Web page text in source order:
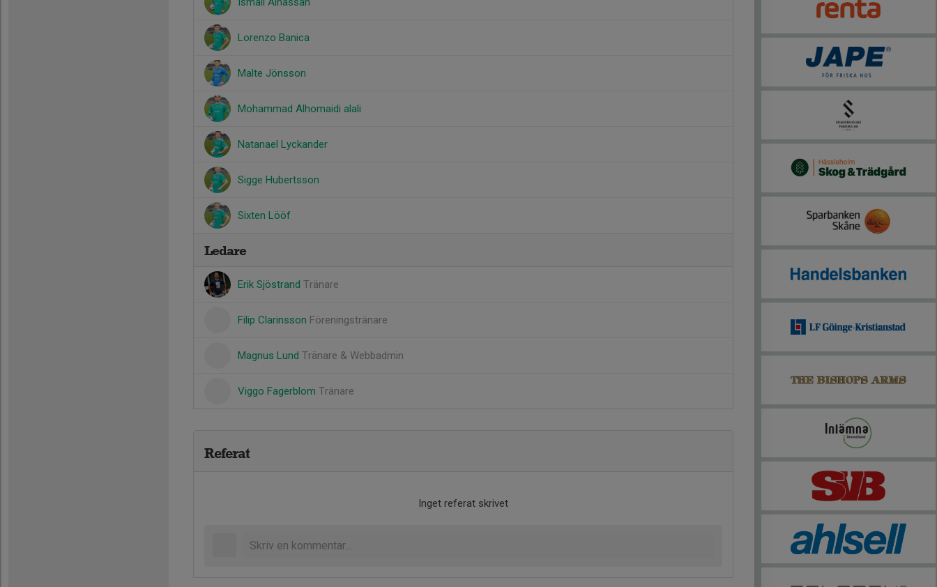
Lorenzo Banica
Malte Jönsson
Mohammad Alhomaidi alali
Natanael Lyckander
Sigge Hubertsson
Sixten Lööf
Ledare
Erik Sjöstrand Tränare
Filip Clarinsson Föreningstränare
Magnus Lund Tränare & Webbadmin
Viggo Fagerblom Tränare
Referat
Inget referat skrivet